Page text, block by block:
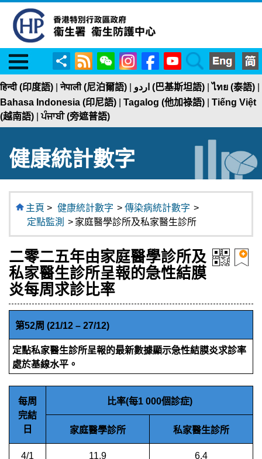
Menu
分
享
RSS WeChatInstagramFacebookYouTubeSearch
हिन्दी (印度語) |नेपाली (尼泊爾語) اردو (巴基斯坦語) |ไทย (泰語)
Bahasa Indonesia (印尼語)
Tagalog (他加祿語)
Tiếng Việt
(越南語) |ਪੰਜਾਬੀ (旁遮普語)
健康統計數字
主頁 > 健康統計數字 > 傳染病統計數字 >
定點監測 > 家庭醫學診所及私家醫生診所
二零二五年由家庭醫學診所及
私家醫生診所呈報的急性結膜
炎每周求診比率
第52周 (21/12 – 27/12)
定點私家醫生診所呈報的最新數據顯示急性結膜炎求診率
處於基線水平。
每周
完結
日
比率(每1 000個診症)
家庭醫學診所 私家醫生診所
4/1 11.9 6.4